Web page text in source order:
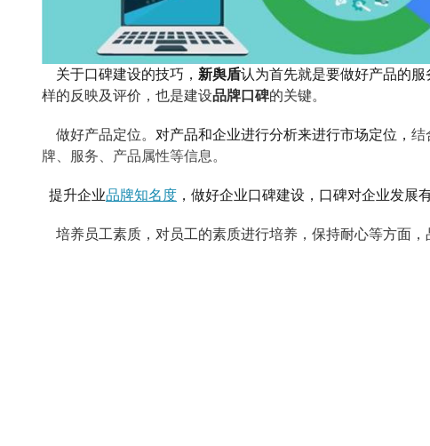
关于口碑建设的技巧， 新舆盾认为首先就是要做好产品的服
样的反映及评价，也是建设品牌口碑的关键。
做好产品定位。 对产品和企业进行分析来进行市场定位 ， 结
牌、服务、产品属性等信息。
提升企业品牌知名度 ， 做好企业口碑建设， 口碑对企业发展
培养员工素质， 对员工的素质进行培养，保持耐心等方面